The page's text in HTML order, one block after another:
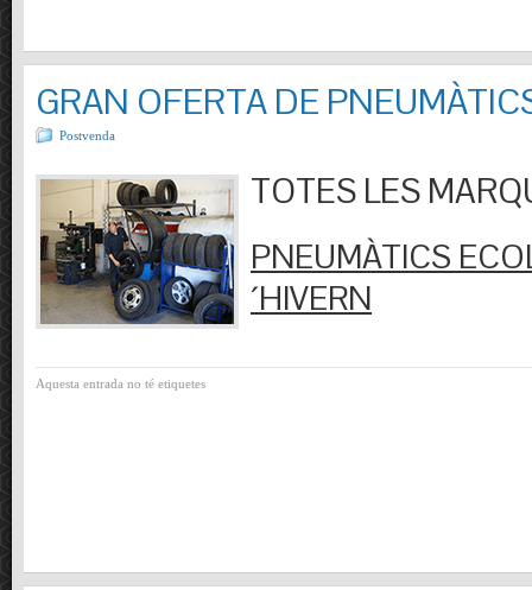
GRAN OFERTA DE
Postvenda
TOTES LES
PNEUMÀTICS
´HIVERN
Aquesta entrada no té etiquetes